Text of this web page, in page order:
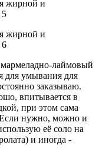
лаймовый
для умывания для
заказываю.
впитывается в
при этом сама
нужно, можно и
её соло на
и иногда -